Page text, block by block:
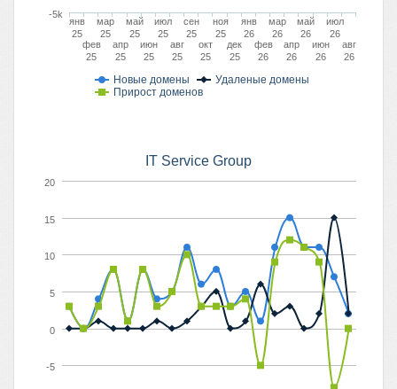
Новые домены
Удаленые домены
Прирост доменов
янв
25
фев
25
мар
25
апр
25
май
25
июн
25
июл
25
авг
25
сен
25
окт
25
ноя
25
дек
25
янв
26
фев
26
мар
26
апр
26
май
26
июн
26
июл
26
авг
26
-5k
IT Service Group
-5
0
5
10
15
20